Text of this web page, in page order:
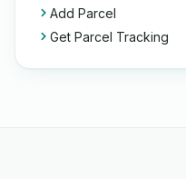
Add Parcel
Get Parcel Tracking